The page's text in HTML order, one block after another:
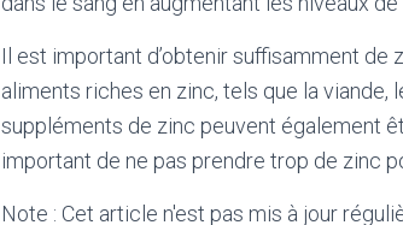
Il est important d’obtenir suffisamment
aliments riches en zinc, tels que la viande,
suppléments de zinc peuvent également
important de ne pas prendre trop de zinc
Note : Cet article n'est pas mis à jour